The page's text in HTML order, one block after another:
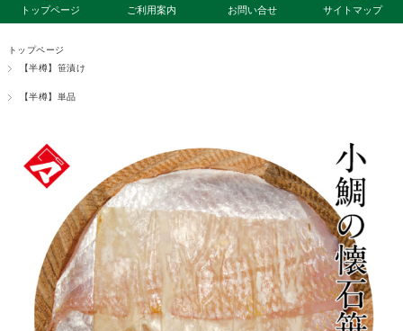
トップページ ご利用案内 お問い合せ サイトマップ
トップページ
【半樽】笹漬け
【半樽】単品